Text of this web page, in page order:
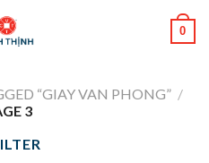
0
“GIAY VAN PHONG” /
3